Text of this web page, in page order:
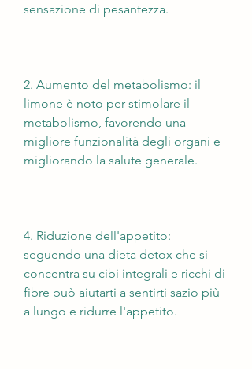
sensazione di pesantezza.
2. Aumento del metabolismo: il
limone è noto per stimolare il
metabolismo, favorendo una
migliore funzionalità degli organi e
migliorando la salute generale.
4. Riduzione dell'appetito:
seguendo una dieta detox che si
concentra su cibi integrali e ricchi di
fibre può aiutarti a sentirti sazio più
a lungo e ridurre l'appetito.